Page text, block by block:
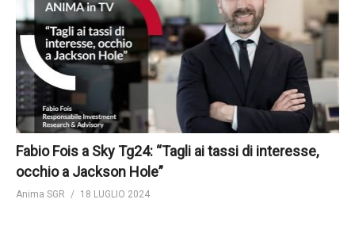
Fabio Fois a Sky Tg24: “Tagli ai tassi di interesse,
occhio a Jackson Hole”
Anima SGR 18 LUGLIO 2024